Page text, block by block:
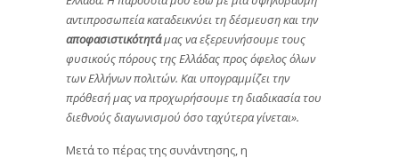
αντιπροσωπεία καταδεικνύει τη δέσμευση και την
αποφασιστικότητάμας να εξερευνήσουμε τους
φυσικούς πόρους της Ελλάδας προς όφελος όλων
των Ελλήνων πολιτών. Και υπογραμμίζει την
πρόθεσή μας να προχωρήσουμε τη διαδικασία του
διεθνούς διαγωνισμού όσο ταχύτερα γίνεται».
Μετά το πέρας της συνάντησης, η